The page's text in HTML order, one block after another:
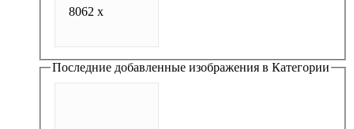
8062 x
Последние добавленные изображения в Категории